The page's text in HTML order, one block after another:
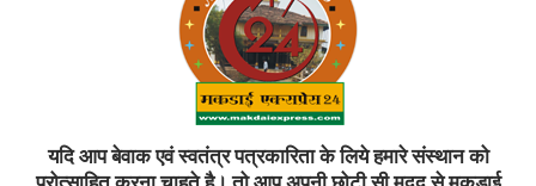
यदि आप बेवाक एवं स्वतंत्र पत्रकारिता के लिये हमारे संस्थान को